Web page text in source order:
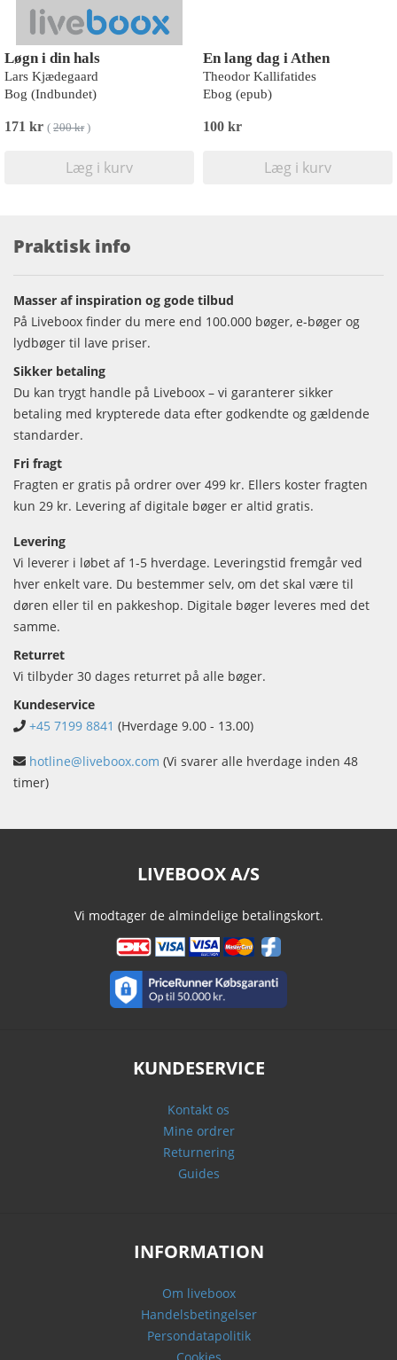
Løgn i din hals
Lars Kjædegaard
Bog (Indbundet)
171 kr ( 200 kr)
Læg i kurv
En lang dag i Athen
Theodor Kallifatides
Ebog (epub)
100 kr
Læg i kurv
Praktisk info
Masser af inspiration og gode tilbud
På Liveboox finder du mere end 100.000 bøger, e-bøger og
lydbøger til lave priser.
Sikker betaling
Du kan trygt handle på Liveboox – vi garanterer sikker
betaling med krypterede data efter godkendte og gældende
standarder.
Fri fragt
Fragten er gratis på ordrer over 499 kr. Ellers koster fragten
kun 29 kr. Levering af digitale bøger er altid gratis.
Levering
Vi leverer i løbet af 1-5 hverdage. Leveringstid fremgår ved
hver enkelt vare. Du bestemmer selv, om det skal være til
døren eller til en pakkeshop. Digitale bøger leveres med det
samme.
Returret
Vi tilbyder 30 dages returret på alle bøger.
Kundeservice
+45 7199 8841 (Hverdage 9.00 - 13.00)
hotline@liveboox.com (Vi svarer alle hverdage inden 48
timer)
LIVEBOOX A/S
Vi modtager de almindelige betalingskort.
KUNDESERVICE
Kontakt os
Mine ordrer
Returnering
Guides
INFORMATION
Om liveboox
Handelsbetingelser
Persondatapolitik
Cookies